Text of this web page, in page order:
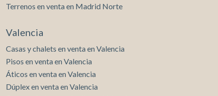
Terrenos en venta en Madrid Norte
Valencia
Casas y chalets en venta en Valencia
Pisos en venta en Valencia
Áticos en venta en Valencia
Dúplex en venta en Valencia